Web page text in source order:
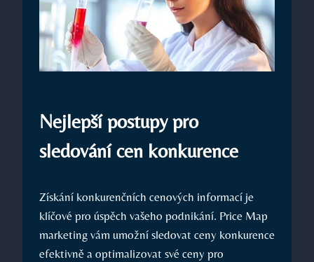
Nejlepší postupy pro
sledování cen konkurence
Získání konkurenčních cenových informací je
klíčové pro úspěch vašeho podnikání. Price Map
marketing vám umožní sledovat ceny konkurence
efektivně a optimalizovat své ceny pro